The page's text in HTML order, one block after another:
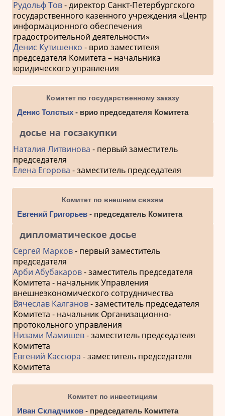
Рудольф Тов- директор Санкт-Петербургского
государственного казенного учреждения «Центр
информационного обеспечения
градостроительной деятельности»
Денис Кутишенко - врио заместителя
председателя Комитета – начальника
юридического управления
Комитет по государственному заказу
Денис Толстых- врио председателя Комитета
досье на госзакупки
Наталия Литвинова - первый заместитель
председателя
Елена Егорова - заместитель председателя
Комитет по внешним связям
Евгений Григорьев- председатель Комитета
дипломатическое досье
Сергей Марков- первый заместитель
председателя
Арби Абубакаров- заместитель председателя
Комитета - начальник Управления
внешнеэкономического сотрудничества
Вячеслав Калганов- заместитель председателя
Комитета - начальник Организационно-
протокольного управления
Низами Мамишев- заместитель председателя
Комитета
Евгений Кассюра - заместитель председателя
Комитета
Комитет по инвестициям
Иван Складчиков- председатель Комитета